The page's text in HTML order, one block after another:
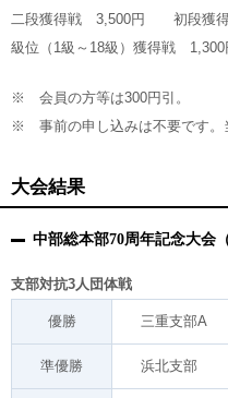
二段獲得戦 3,500円 初段獲
級位（1級～18級）獲得戦 1,300
※ 会員の方等は300円引。
※ 事前の申し込みは不要です。
大会結果
中部総本部70周年記念大会
支部対抗3人団体戦
優勝 三重支部A
準優勝 浜北支部